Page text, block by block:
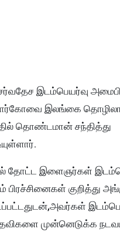
இடம்பெயர்வு
பார்கோவை இலங்கை
தொண்டமான் சந்தித்து
தோட்ட இளைஞர்கள்
குறித்து
முன்னெடுக்க